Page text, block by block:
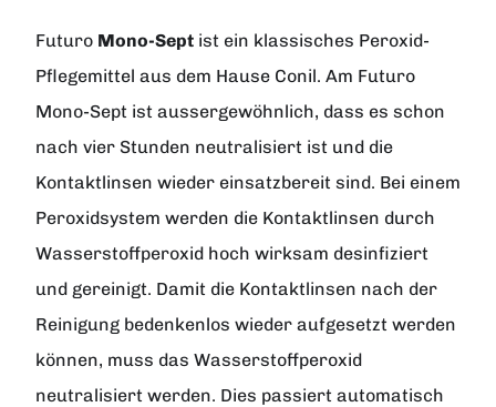
Futuro Mono-Sept ist ein klassisches Peroxid-
Pflegemittel aus dem Hause Conil. Am Futuro
Mono-Sept ist aussergewöhnlich, dass es schon
nach vier Stunden neutralisiert ist und die
Kontaktlinsen wieder einsatzbereit sind. Bei einem
Peroxidsystem werden die Kontaktlinsen durch
Wasserstoffperoxid hoch wirksam desinfiziert
und gereinigt. Damit die Kontaktlinsen nach der
Reinigung bedenkenlos wieder aufgesetzt werden
können, muss das Wasserstoffperoxid
neutralisiert werden. Dies passiert automatisch